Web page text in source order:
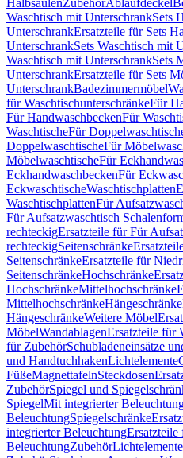
HalbsäulenZubehörAblaufdeckel
Waschtisch mit UnterschrankSets
UnterschrankErsatzteile für Sets
UnterschrankSets Waschtisch mit
Waschtisch mit UnterschrankSets
UnterschrankErsatzteile für Sets
UnterschrankBadezimmermöbel
für WaschtischunterschränkeFür
Für HandwaschbeckenFür
WaschtischeFür
DoppelwaschtischeFür
MöbelwaschtischeFür
EckhandwaschbeckenFür
EckwaschtischeWaschtischplatten
WaschtischplattenFür
Für Aufsatzwaschtisch
rechteckigErsatzteile für Für
rechteckigSeitenschränke
SeitenschränkeErsatzteile für
SeitenschränkeHochschränke
HochschränkeMittelhochschränke
MittelhochschränkeHängeschränke
HängeschränkeWeitere Möbel
MöbelWandablagenErsatzteile für
für ZubehörSchubladeneinsätze
und HandtuchhakenLichtelemente
FüßeMagnettafelnSteckdosen
ZubehörSpiegel und
SpiegelMit integrierter
BeleuchtungSpiegelschränke
integrierter Beleuchtung
BeleuchtungZubehörLichtelemente